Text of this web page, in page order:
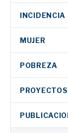
MUJER
POBREZA
PROYECTOS